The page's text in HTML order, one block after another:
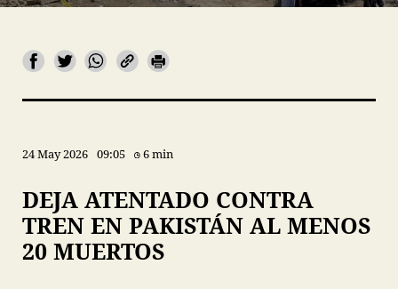
24 May 2026 09:05 6 min
DEJA ATENTADO CONTRA
TREN EN PAKISTÁN AL MENOS
20 MUERTOS